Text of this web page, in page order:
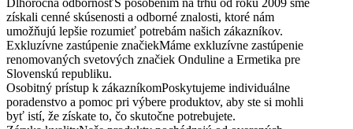
získali cenné skúsenosti a odborné znalosti, ktoré nám
umožňujú lepšie rozumieť potrebám našich zákazníkov.
Exkluzívne zastúpenie značiekMáme exkluzívne zastúpenie
renomovaných svetových značiek Onduline a Ermetika pre
Slovenskú republiku.
Osobitný prístup k zákazníkomPoskytujeme individuálne
poradenstvo a pomoc pri výbere produktov, aby ste si mohli
byť istí, že získate to, čo skutočne potrebujete.